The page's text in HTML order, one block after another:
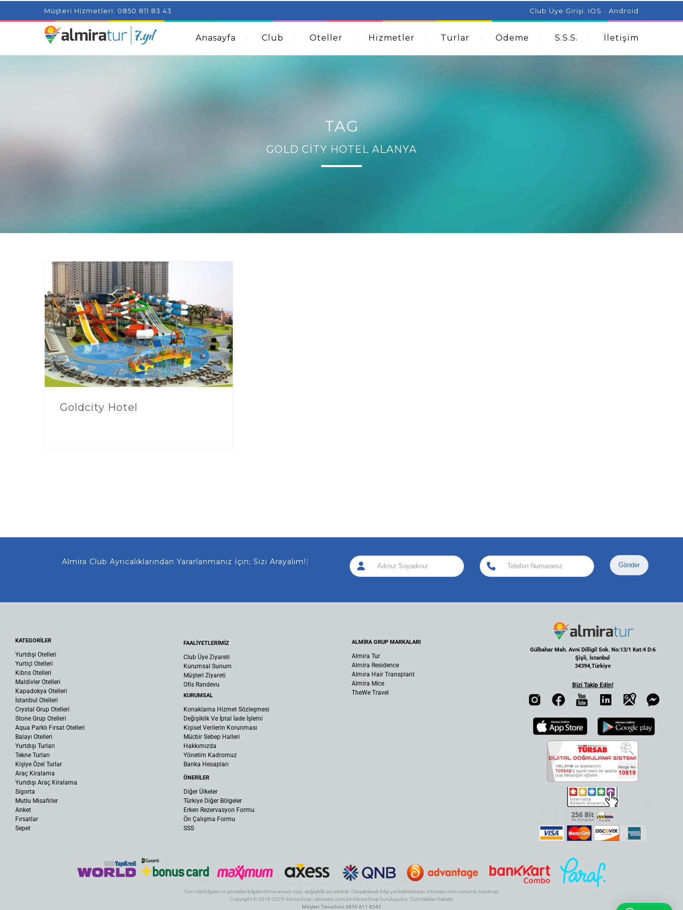
Project Milenial featuring news blogs and tutorials How A Dermatologist Can Help With Acne Problems Aromatherapy And
Kids Amazingly Simple Skin Care Tips For People With Acne
Müşteri Hizmetleri: 0850 811 83 43 Club Üye Girişi: IOS - Android
Anasayfa Club Oteller Hizmetler Turlar Ödeme S.S.S. İletişim
TAG
GOLD CITY HOTEL ALANYA
Goldcity Hotel
Almira Club Ayrıcalıklarından Yararlanmanız İçin; Sizi Arayalım! | Gönder
KATEGORİLER
Yurtdışı Otelleri
Yurtiçi Otelleri
Kıbrıs Otelleri
Maldivler Otelleri
Kapadokya Otelleri
İstanbul Otelleri
Crystal Grup Otelleri
Stone Grup Otelleri
Aqua Parklı Fırsat Otelleri
Balayı Otelleri
Yurtdışı Turları
Tekne Turları
Kişiye Özel Turlar
Araç Kiralama
Yurtdışı Araç Kiralama
Sigorta
Mutlu Misafirler
Anket
Fırsatlar
Sepet
FAALİYETLERİMİZ
Club Üye Ziyareti
Kurumsal Sunum
Müşteri Ziyareti
Ofis Randevu
KURUMSAL
Konaklama Hizmet Sözleşmesi
Değişiklik Ve İptal İade İşlemi
Kişisel Verilerin Korunması
Mücbir Sebep Halleri
Hakkımızda
Yönetim Kadromuz
Banka Hesapları
ÖNERİLER
Diğer Ülkeler
Türkiye Diğer Bölgeler
Erken Rezervasyon Formu
Ön Çalışma Formu
SSS
ALMİRA GRUP MARKALARI
Almira Tur
Almira Residence
Almira Hair Transplant
Almira Mice
TheWe Travel
Gülbahar Mah. Avni Dilligil Sok. No:13/1 Kat:4 D:6
Şişli, İstanbul
34394,Türkiye
Bizi Takip Edin!
Tüm otel bilgileri ve görselleri bilgilendirme amaçlı olup, değişiklik arz edebilir. Oluşabilecek bilgi yanlışlıklarından Almiratur.com sorumlu tutulmaz.
Copyright © 2018-2025 Almira Grup | almiratur.com bir Almira Grup kuruluşudur. Tüm Hakları Saklıdır.
Müşteri Temsilcisi 0850 811 8343